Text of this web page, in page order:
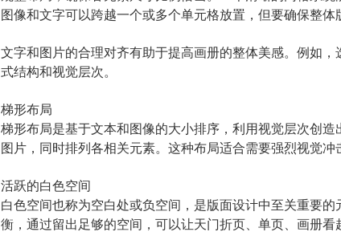
图像和文字可以跨越一个或多个单元格放置，但要确保整体
文字和图片的合理对齐有助于提高画册的整体美感。例如
式结构和视觉层次。
梯形布局
梯形布局是基于文本和图像的大小排序，利用视觉层次创
图片，同时排列各相关元素。这种布局适合需要强烈视觉冲
活跃的白色空间
白色空间也称为空白处或负空间，是版面设计中至关重要
衡，通过留出足够的空间，可以让天门折页、单页、画册看